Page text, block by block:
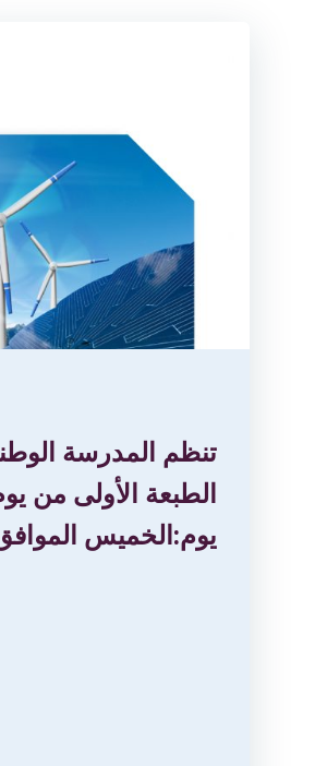
تنظم المدرسة
الطبعة الأولى من
يوم:الخميس الموافق لـ: 10 نوفمبر 2022 بمدرج ا.د